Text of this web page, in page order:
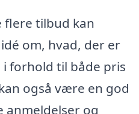
tilbud kan
om, hvad, der er
forhold til både pris
også være en god
anmeldelser og